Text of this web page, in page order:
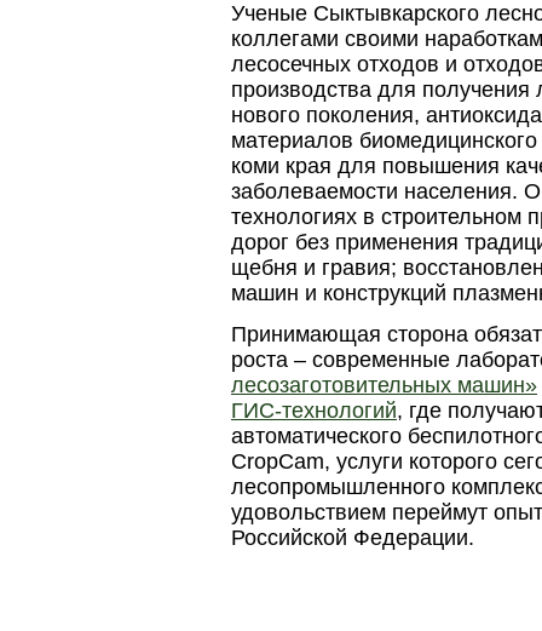
Ученые Сыктывкарского
коллегами своими
лесосечных отходов и
производства для получения
нового поколения,
материалов
коми края для повышения
заболеваемости населения.
технологиях в строительном
дорог без применения
щебня и гравия;
машин и конструкций
Принимающая сторона
роста – современные
лесозаготовительных машин»
ГИС-технологий, где
автоматического
CropCam, услуги которого
лесопромышленного
удовольствием переймут
Российской Федерации.